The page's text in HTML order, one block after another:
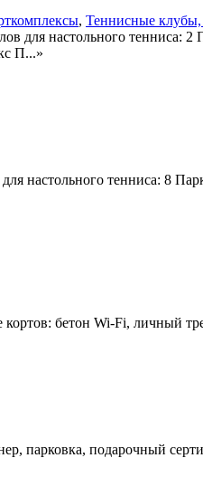
, Теннисные
для настольного тенниса:
П...»
настольного тенниса: 8
бетон Wi-Fi, личный
парковка, подарочный